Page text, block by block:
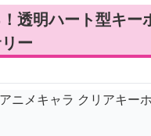
透明ハート型キー
ー